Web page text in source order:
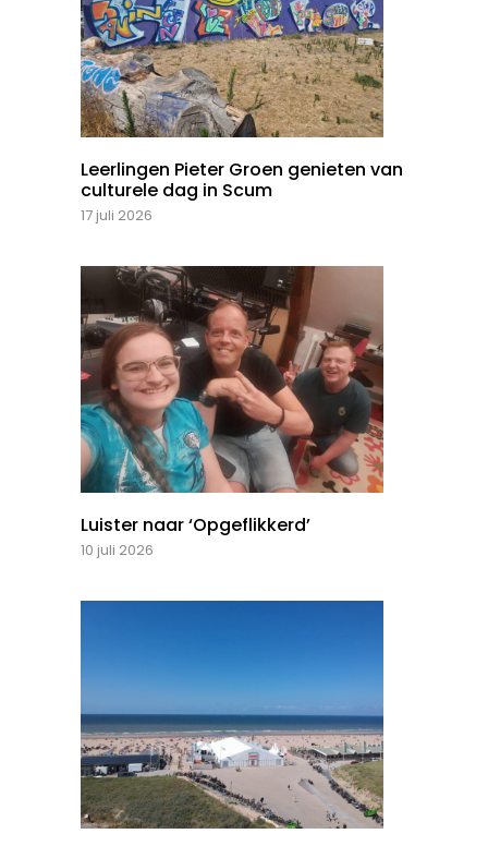
Leerlingen Pieter Groen genieten van
culturele dag in Scum
17 juli 2026
Luister naar ‘Opgeflikkerd’
10 juli 2026